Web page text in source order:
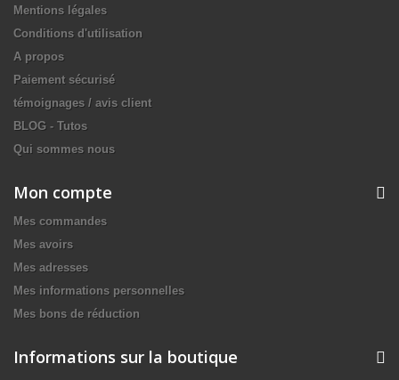
Mentions légales
Conditions d'utilisation
A propos
Paiement sécurisé
témoignages / avis client
BLOG - Tutos
Qui sommes nous
Mon compte
Mes commandes
Mes avoirs
Mes adresses
Mes informations personnelles
Mes bons de réduction
Informations sur la boutique